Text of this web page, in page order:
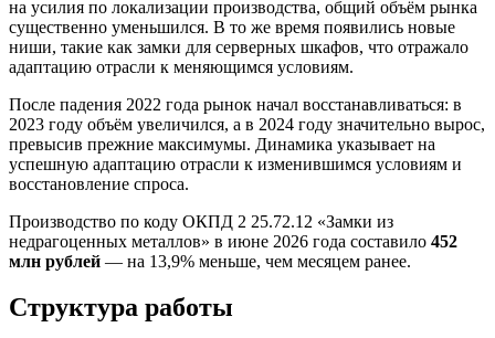
на усилия по локализации производства, общий объём рынка
существенно уменьшился. В то же время появились новые
ниши, такие как замки для серверных шкафов, что отражало
адаптацию отрасли к меняющимся условиям.
После падения 2022 года рынок начал восстанавливаться: в
2023 году объём увеличился, а в 2024 году значительно вырос,
превысив прежние максимумы. Динамика указывает на
успешную адаптацию отрасли к изменившимся условиям и
восстановление спроса.
Производство по коду ОКПД 2 25.72.12 «Замки из
недрагоценных металлов» в июне 2026 года составило 452
млн рублей — на 13,9% меньше, чем месяцем ранее.
Структура работы